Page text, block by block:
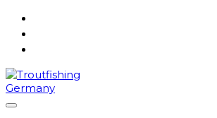
Skip